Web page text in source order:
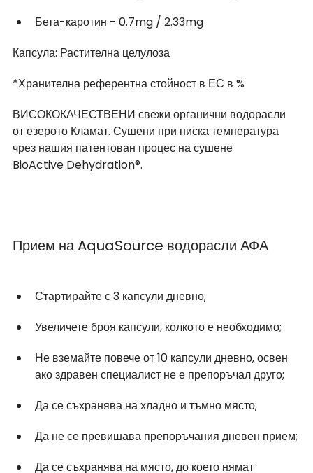
Бета-каротин - 0.7mg / 2.33mg
Капсула: Растителна целулоза
*Хранителна референтна стойност в ЕС в %
ВИСОКОКАЧЕСТВЕНИ свежи органични водорасли
от езерото Кламат. Сушени при ниска температура
чрез нашия патентован процес на сушене
BioActive Dehydration®.
Прием на AquaSource водорасли АФА
Стартирайте с 3 капсули дневно;
Увеличете броя капсули, колкото е необходимо;
Не вземайте повече от 10 капсули дневно, освен
ако здравен специалист не е препоръчал друго;
Да се съхранява на хладно и тъмно място;
Да не се превишава препоръчания дневен прием;
Да се съхранява на място, до което нямат